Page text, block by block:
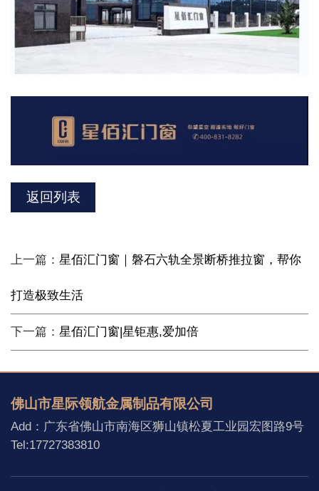
返回列表
上一篇： 星佰汇门窗｜磐石六轨全景断桥推拉窗，帮你
打造极致生活
下一篇： 星佰汇门窗|星钜惠,爱加倍
佛山市星际领航金属制品有限公司
Add：广东省佛山市南海区狮山镇松夏工业园宏图路9号
Tel:17727383810